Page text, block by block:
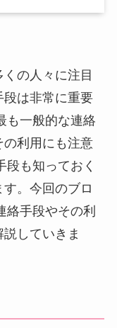
の人々に注目
段は非常に重要
も一般的な連絡
利用にも注意
段も知っておく
。今回のブロ
絡手段やその利
していきま